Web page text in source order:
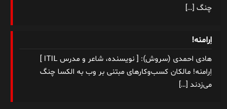
چنگ […]
اِرامنه!
هادی احمدی (سروش): [ نویسنده، شاعر و مدرس ITIL ]
اِرامنه! مالکان کسب‌وکارهای مبتنی بر وب به الکسا چنگ
می‌زدند […]